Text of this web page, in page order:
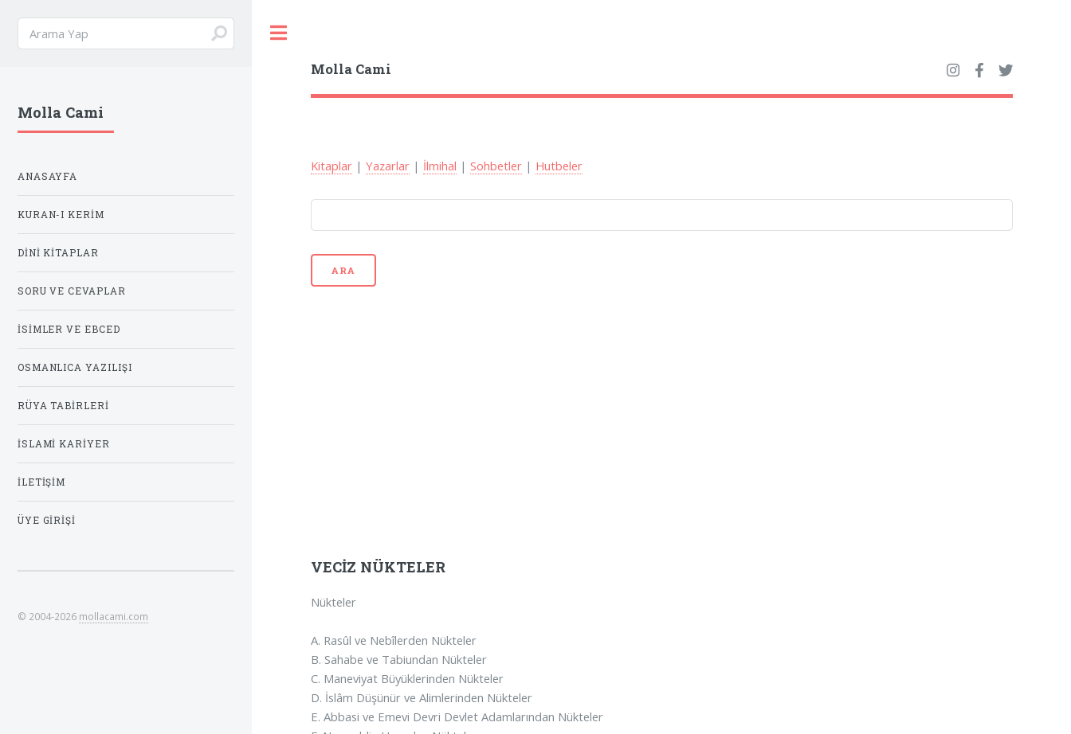
Molla Cami
Kitaplar| Yazarlar| İlmihal | Sohbetler| Hutbeler
ARA
VECİZ NÜKTELER
Nükteler
A. Rasûl ve Nebîlerden Nükteler
B. Sahabe ve Tabiundan Nükteler
C. Maneviyat Büyüklerinden Nükteler
D. İslâm Düşünür ve Alimlerinden Nükteler
E. Abbasi ve Emevi Devri Devlet Adamlarından Nükteler
Molla Cami
ANASAYFA
KURAN-I KERIM
DINI KITAPLAR
SORU VE CEVAPLAR
İSIMLER VE EBCED
OSMANLICA YAZILIŞI
RÜYA TABIRLERI
İSLAMI KARIYER
İLETIŞIM
ÜYE GIRIŞI
© 2004-2026 mollacami.com